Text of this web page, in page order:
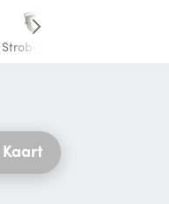
Stroboscoop
Kaart